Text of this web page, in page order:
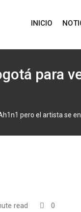
INICIO
para
pero el artista se
read 0